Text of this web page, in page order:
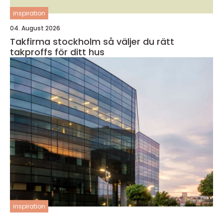
inspiration
04. August 2026
Takfirma stockholm så väljer du rätt
takproffs för ditt hus
inspiration